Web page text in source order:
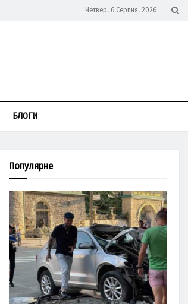
Четвер, 6 Серпня, 2026
БЛОГИ
Популярне